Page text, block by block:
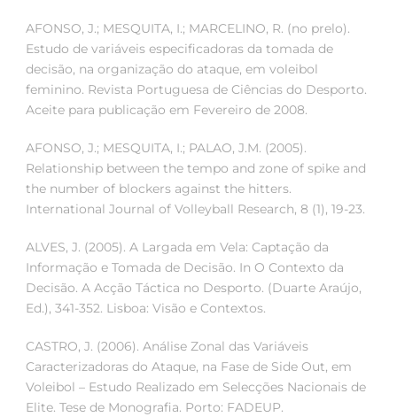
AFONSO, J.; MESQUITA, I.; MARCELINO, R. (no prelo).
Estudo de variáveis especificadoras da tomada de
decisão, na organização do ataque, em voleibol
feminino. Revista Portuguesa de Ciências do Desporto.
Aceite para publicação em Fevereiro de 2008.
AFONSO, J.; MESQUITA, I.; PALAO, J.M. (2005).
Relationship between the tempo and zone of spike and
the number of blockers against the hitters.
International Journal of Volleyball Research, 8 (1), 19-23.
ALVES, J. (2005). A Largada em Vela: Captação da
Informação e Tomada de Decisão. In O Contexto da
Decisão. A Acção Táctica no Desporto. (Duarte Araújo,
Ed.), 341-352. Lisboa: Visão e Contextos.
CASTRO, J. (2006). Análise Zonal das Variáveis
Caracterizadoras do Ataque, na Fase de Side Out, em
Voleibol – Estudo Realizado em Selecções Nacionais de
Elite. Tese de Monografia. Porto: FADEUP.